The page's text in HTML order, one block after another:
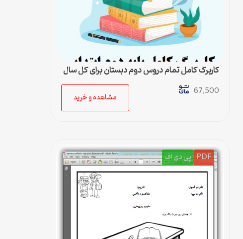
کاربرگ کامل تمام دروس دوم دبستان برای کل سال
تحصیلی
67,500
مشاهده و خرید
PDF پی دی اف